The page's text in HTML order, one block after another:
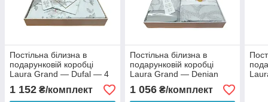
Постільна білизна в
подарунковій коробці
Laura Grand — Dufal — 4
наволочки
1 152 ₴/комплект
Постільна білизна в
подарунковій коробці
Laura Grand — Denian
1 056₴/комплект